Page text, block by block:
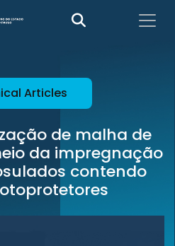
Articles
de malha de
da impregnação
contendo